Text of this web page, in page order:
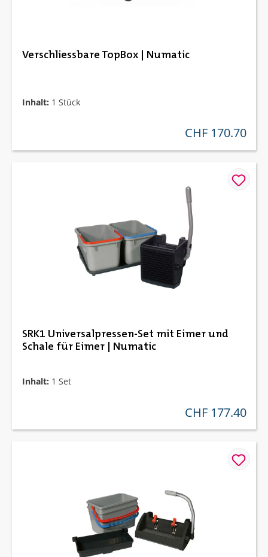
Verschliessbare TopBox | Numatic
Inhalt: 1 Stück
regulärer preis:
CHF 170.70
SRK1 Universalpressen-Set mit Eimer und
Schale für Eimer | Numatic
Inhalt: 1 Set
regulärer preis:
CHF 177.40